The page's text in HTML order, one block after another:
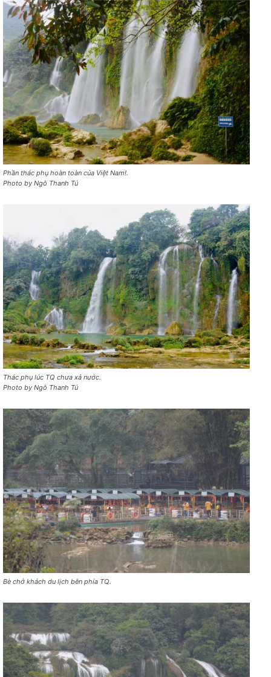
Phần thác phụ hoàn toàn của Việt Nam!.
Photo by Ngô Thanh Tú
Thác phụ lúc TQ chưa xả nước.
Photo by Ngô Thanh Tú
Bè chở khách du lịch bên phía TQ.